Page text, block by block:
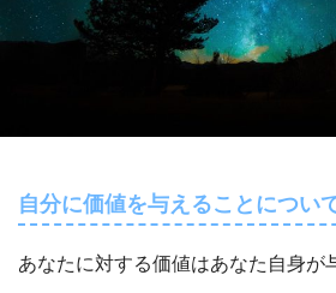
自分に価値を与えることについ
あなたに対する価値はあなた自身が